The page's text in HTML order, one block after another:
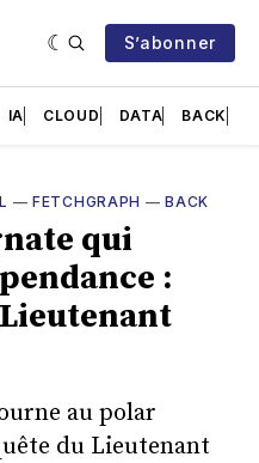
S’abonner
IA CLOUD DATA BACK
—FETCHGRAPH —BACK
qui
:
au polar
du Lieutenant